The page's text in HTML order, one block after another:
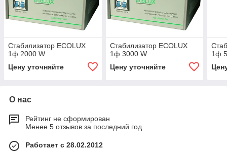
Стабилизатор ECOLUX
1ф 2000 W
Цену уточняйте
Стабилизатор ECOLUX
1ф 3000 W
Цену уточняйте
1ф
О нас
Рейтинг не сформирован
Менее 5 отзывов за последний год
Работает с 28.02.2012